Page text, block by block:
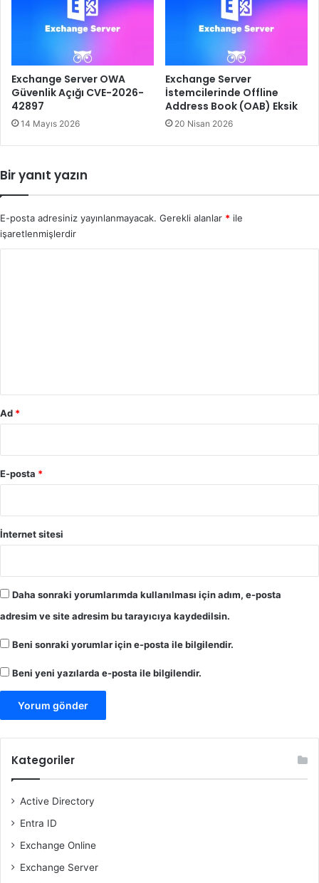
Exchange Server OWA
Güvenlik Açığı CVE-2026-
42897
14 Mayıs 2026
Exchange Server
İstemcilerinde Offline
Address Book (OAB) Eksik
20 Nisan 2026
Bir yanıt yazın
E-posta adresiniz yayınlanmayacak. Gerekli alanlar * ile
işaretlenmişlerdir
Ad *
E-posta *
İnternet sitesi
Daha sonraki yorumlarımda kullanılması için adım, e-posta
adresim ve site adresim bu tarayıcıya kaydedilsin.
Beni sonraki yorumlar için e-posta ile bilgilendir.
Beni yeni yazılarda e-posta ile bilgilendir.
Kategoriler
Active Directory
Entra ID
Exchange Online
Exchange Server